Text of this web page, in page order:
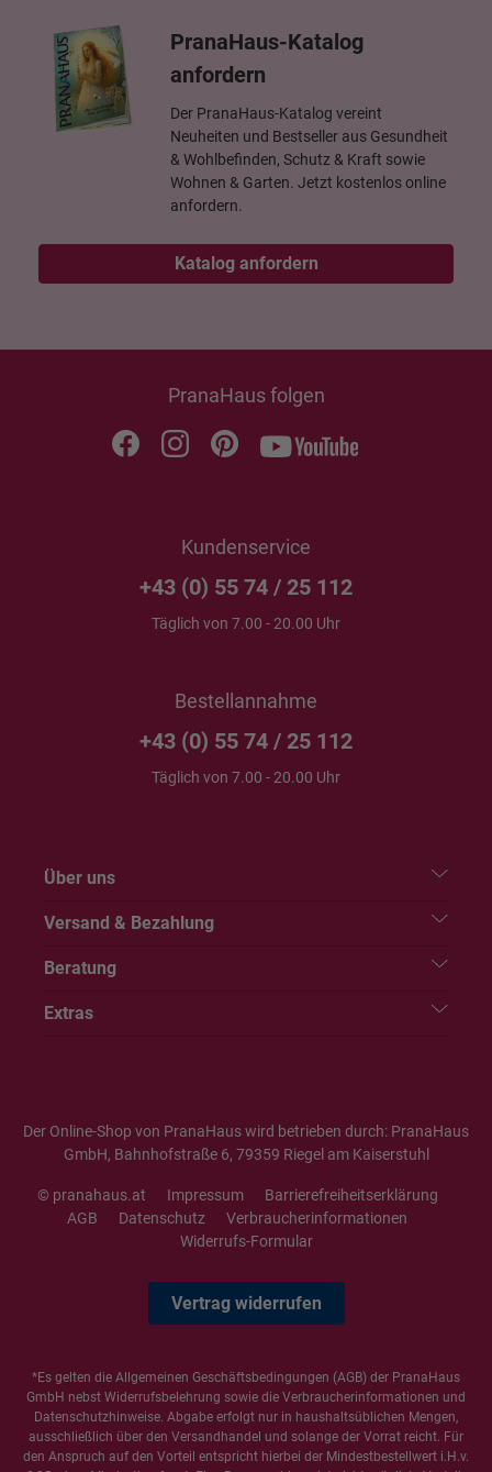
PranaHaus-Katalog
anfordern
Der PranaHaus-Katalog vereint
Neuheiten und Bestseller aus Gesundheit
& Wohlbefinden, Schutz & Kraft sowie
Wohnen & Garten. Jetzt kostenlos online
anfordern.
Katalog anfordern
PranaHaus folgen
Kundenservice
+43 (0) 55 74 / 25 112
Täglich von 7.00 - 20.00 Uhr
Bestellannahme
+43 (0) 55 74 / 25 112
Täglich von 7.00 - 20.00 Uhr
Über uns
Versand & Bezahlung
Beratung
Extras
Der Online-Shop von PranaHaus wird betrieben durch: PranaHaus
GmbH, Bahnhofstraße 6, 79359 Riegel am Kaiserstuhl
© pranahaus.at Impressum
Barrierefreiheitserklärung
AGB
Datenschutz
Verbraucherinformationen
Widerrufs-Formular
Vertrag widerrufen
*Es gelten die Allgemeinen Geschäftsbedingungen (AGB) der PranaHaus
GmbH nebst Widerrufsbelehrung sowie die Verbraucherinformationen und
Datenschutzhinweise. Abgabe erfolgt nur in haushaltsüblichen Mengen,
ausschließlich über den Versandhandel und solange der Vorrat reicht. Für
den Anspruch auf den Vorteil entspricht hierbei der Mindestbestellwert i.H.v.